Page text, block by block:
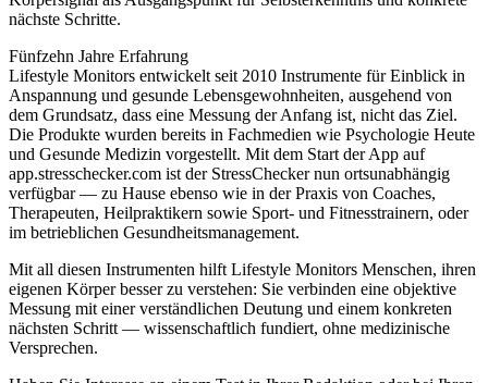
nächste Schritte.
Fünfzehn Jahre Erfahrung
Lifestyle Monitors entwickelt seit 2010 Instrumente für Einblick in
Anspannung und gesunde Lebensgewohnheiten, ausgehend von
dem Grundsatz, dass eine Messung der Anfang ist, nicht das Ziel.
Die Produkte wurden bereits in Fachmedien wie Psychologie Heute
und Gesunde Medizin vorgestellt. Mit dem Start der App auf
app.stresschecker.com ist der StressChecker nun ortsunabhängig
verfügbar — zu Hause ebenso wie in der Praxis von Coaches,
Therapeuten, Heilpraktikern sowie Sport- und Fitnesstrainern, oder
im betrieblichen Gesundheitsmanagement.
Mit all diesen Instrumenten hilft Lifestyle Monitors Menschen, ihren
eigenen Körper besser zu verstehen: Sie verbinden eine objektive
Messung mit einer verständlichen Deutung und einem konkreten
nächsten Schritt — wissenschaftlich fundiert, ohne medizinische
Versprechen.